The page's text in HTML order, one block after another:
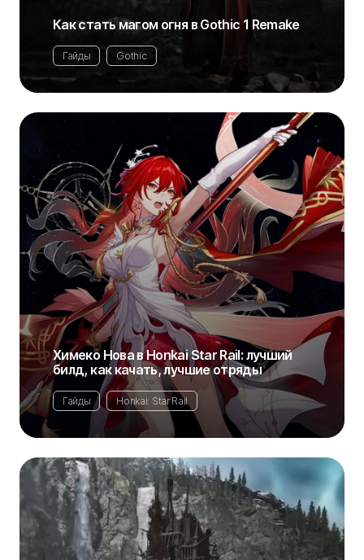
Как стать магом огня в Gothic 1 Remake
Гайды Gothic
Химеко Нова в Honkai Star Rail: лучший
билд, как качать, лучшие отряды
Гайды Honkai: Star Rail